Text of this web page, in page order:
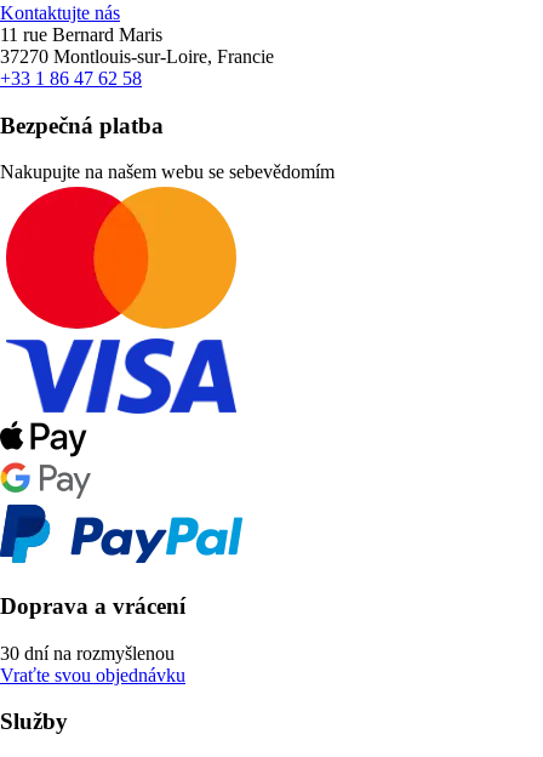
Kontaktujte nás
11 rue Bernard Maris
37270 Montlouis-sur-Loire, Francie
+33 1 86 47 62 58
Bezpečná platba
Nakupujte na našem webu se sebevědomím
Doprava a vrácení
30 dní na rozmyšlenou
Vraťte svou objednávku
Služby